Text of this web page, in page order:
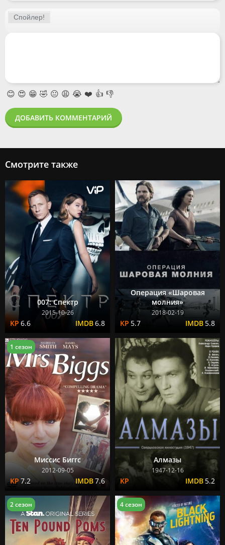
😊 😍 😁 🤣 😐 😩 😭 ❤️ 👍 👎
ДОБАВИТЬ КОММЕНТАРИЙ
Смотрите также
007: Спектр
2015-10-26
6.6 6.8
Операция «Шаровая
молния»
2018-02-19
5.7 5.8
Миссис Биггс
2012-09-05
7.2 7.6
1 сезон
Алмазы
1947-12-16
5.2
2 сезон 4 сезон